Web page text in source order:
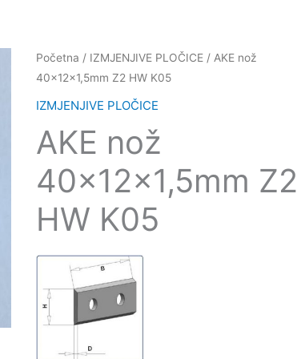
Početna / IZMJENJIVE PLOČICE/ AKE nož
40x12x1,5mm Z2 HW K05
IZMJENJIVE PLOČICE
AKE nož
40x12x1,5mm Z2
HW K05